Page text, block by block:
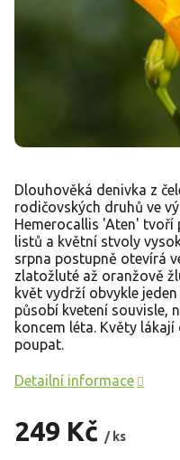
249 Kč / ks
Dlouhověká denivka z
rodičovských druhů ve
Hemerocallis 'Aten' tvoří
listů a květní stvoly
srpna postupně otevírá
zlatožluté až oranžově
květ vydrží obvykle
působí kvetení souvisle,
koncem léta. Květy
poupat.
Detailní informace